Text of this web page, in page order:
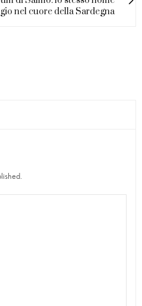
nel cuore della Sardegna